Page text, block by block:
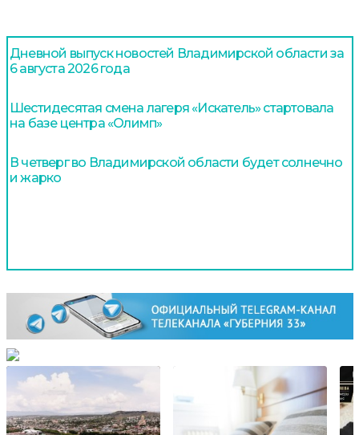
Дневной выпуск новостей Владимирской области за
6 августа 2026 года
Шестидесятая смена лагеря «Искатель» стартовала
на базе центра «Олимп»
В четверг во Владимирской области будет солнечно
и жарко